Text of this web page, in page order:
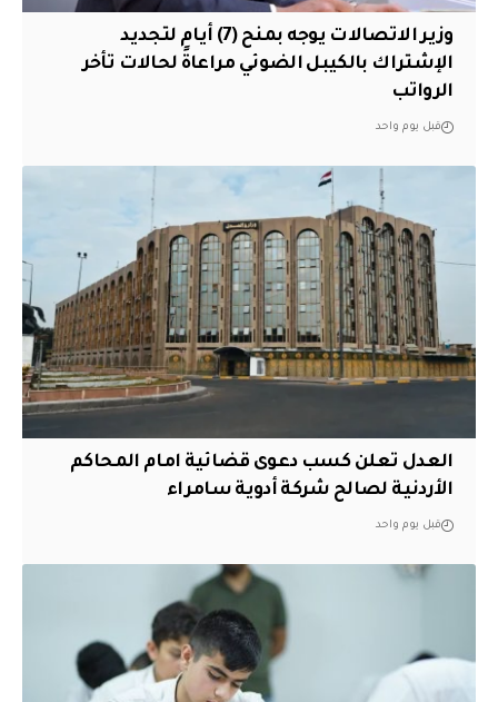
وزير الاتصالات يوجه بمنح (7) أيام لتجديد
الإشتراك بالكيبل الضوئي مراعاةً لحالات تأخر
الرواتب
قبل يوم واحد
العدل تعلن كسب دعوى قضائية امام المحاكم
الأردنية لصالح شركة أدوية سامراء
قبل يوم واحد